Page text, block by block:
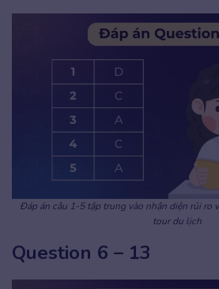
Đáp án câu 1-5 tập trung vào nhận diện rủi ro
tour du lịch
Question 6 – 13